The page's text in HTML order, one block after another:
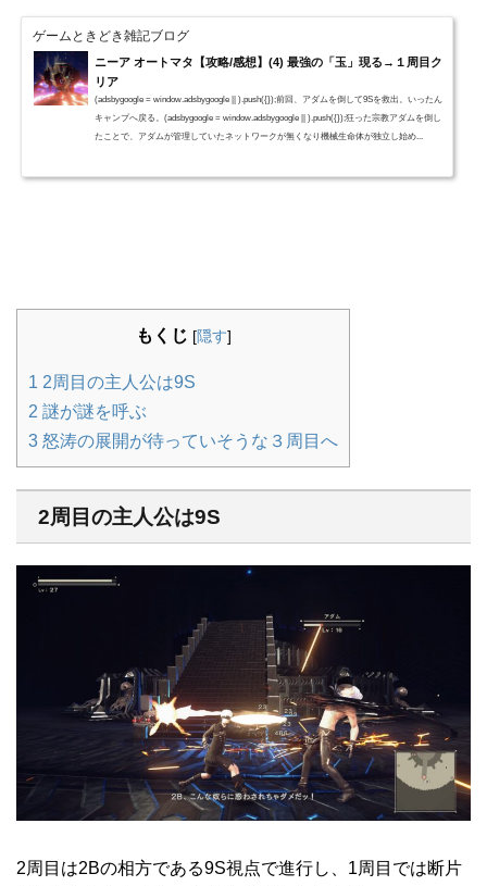
ゲームときどき雑記ブログ
ニーア オートマタ【攻略/感想】(4) 最強の「玉」現る→１周目ク
リア
(adsbygoogle = window.adsbygoogle || ).push({});前回、アダムを倒して9Sを救出。いったん
キャンプへ戻る。(adsbygoogle = window.adsbygoogle || ).push({});狂った宗教アダムを倒し
たことで、アダムが管理していたネットワークが無くなり機械生命体が独立し始め...
もくじ [隠す]
1 2周目の主人公は9S
2 謎が謎を呼ぶ
3 怒涛の展開が待っていそうな３周目へ
2周目の主人公は9S
2周目は2Bの相方である9S視点で進行し、1周目では断片